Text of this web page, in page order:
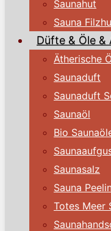
Saunahut
Sauna
Düfte & Öle &
Ätherische
Saunaduft
Saunaduft
Saunaöl
Bio
Saunasalz
Sauna
Totes Meer